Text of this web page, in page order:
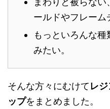
ールドやフレーム
もっといろんな
みたい。
そんな方々にむけてレ
ップをまとめました。